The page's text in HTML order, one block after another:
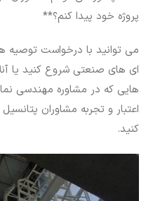
پروژه خود پیدا کنم؟**
می توانید با درخواست توصیه
ای های صنعتی شروع کنید یا
هایی که در مشاوره مهندسی
اعتبار و تجربه مشاوران
کنید.